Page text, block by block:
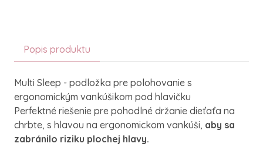
Popis produktu
Multi Sleep - podložka pre polohovanie s
ergonomickým vankúšikom pod hlavičku
Perfektné riešenie pre pohodlné držanie dieťaťa na
chrbte, s hlavou na ergonomickom vankúši, aby sa
zabránilo riziku plochej hlavy.